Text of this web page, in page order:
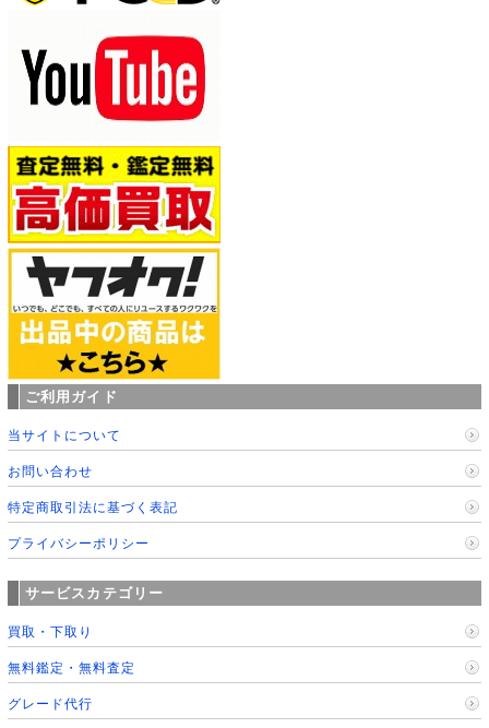
ご利用ガイド
当サイトについて
お問い合わせ
特定商取引法に基づく表記
プライバシーポリシー
サービスカテゴリー
買取・下取り
無料鑑定・無料査定
グレード代行